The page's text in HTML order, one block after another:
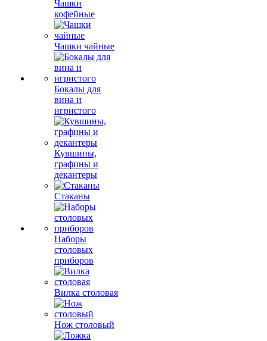
Чашки
кофейные
Чашки чайные
Бокалы для
вина и
игристого
Кувшины,
графины и
декантеры
Стаканы
Наборы
столовых
приборов
Вилка столовая
Нож столовый